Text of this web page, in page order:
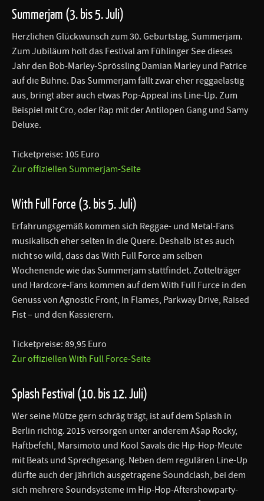
Summerjam (3. bis 5. Juli)
Herzlichen Glückwunsch zum 30. Geburtstag, Summerjam.
Zum Jubiläum holt das Festival am Fühlinger See dieses
Jahr den Bob-Marley-Sprössling Damian Marley und Patrice
auf die Bühne. Das Summerjam fällt zwar eher reggaelastig
aus, bringt aber auch etwas Pop-Appeal ins Line-Up. Zum
Beispiel mit Cro, oder Rap mit der Antilopen Gang und Samy
Deluxe.
Ticketpreise: 105 Euro
Zur offiziellen Summerjam-Seite
With Full Force (3. bis 5. Juli)
Erfahrungsgemäß kommen sich Reggae- und Metal-Fans
musikalisch eher selten in die Quere. Deshalb ist es auch
nicht so wild, dass das With Full Force am selben
Wochenende wie das Summerjam stattfindet. Zottelträger
und Hardcore-Fans kommen auf dem With Full Furce in den
Genuss von Agnostic Front, In Flames, Parkway Drive, Raised
Fist – und den Kassierern.
Ticketpreise: 89,95 Euro
Zur offiziellen With Full Force-Seite
Splash Festival (10. bis 12. Juli)
Wer seine Mütze gern schräg trägt, ist auf dem Splash in
Berlin richtig. 2015 versorgen unter anderem A$ap Rocky,
Haftbefehl, Marsimoto und Kool Savals die Hip-Hop-Meute
mit Beats und Sprechgesang. Neben dem regulären Line-Up
dürfte auch der jährlich ausgetragene Soundclash, bei dem
sich mehrere Soundsysteme im Hip-Hop-Aftershowparty-